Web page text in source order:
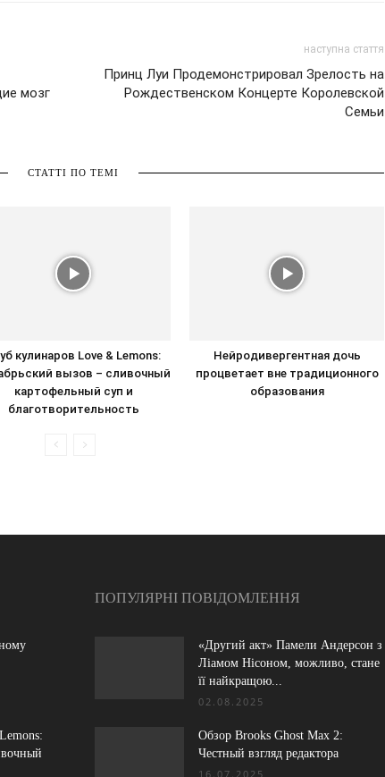
мозг
наступна стаття
Принц Луи Продемонстрировал Зрелость на
Рождественском Концерте Королевской
Семьи
СТАТТІ ПО ТЕМІ
кулинаров Love & Lemons:
вызов – сливочный
картофельный суп и
благотворительность
Нейродивергентная дочь
процветает вне традиционного
образования
ПОПУЛЯРНІ ПОВІДОМЛЕННЯ
«Другий акт» Памели Андерсон з
Ліамом Нісоном, можливо, стане
її найкращою...
02.08.2025
Обзор Brooks Ghost Max 2:
Честный взгляд редактора
16.07.2025